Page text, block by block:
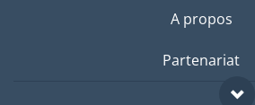
A propos
Partenariat